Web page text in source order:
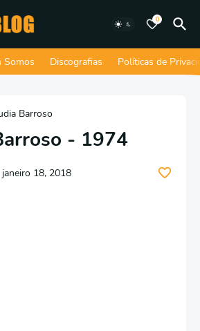
0
Somos Discografias Políticas de
Barroso
- 1974
janeiro 18, 2018